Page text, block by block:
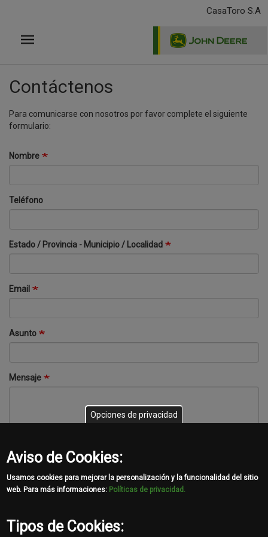
principal
CasaToro S.A
Contáctenos
Para comunicarse con nosotros por favor complete el siguiente
formulario:
Nombre
Teléfono
Estado / Provincia - Municipio / Localidad
Email
Asunto
Mensaje
Opciones de privacidad
Aviso de Cookies:
Usamos cookies para mejorar la personalización y la funcionalidad del sitio
web. Para más informaciones: Políticas de privacidad.
Tipos de Cookies: